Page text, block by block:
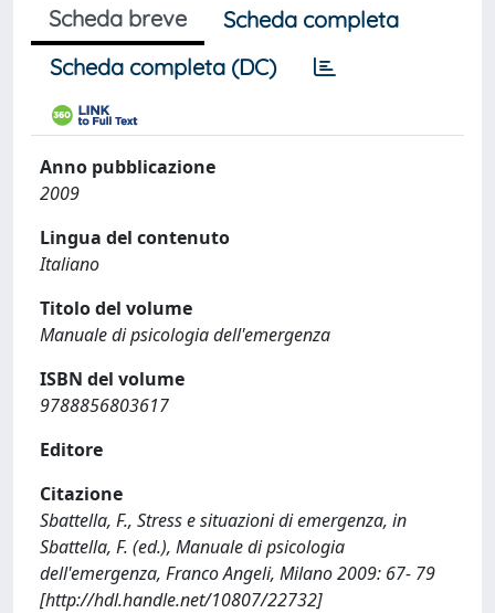
Scheda breve
Scheda completa
Scheda completa (DC)
Anno pubblicazione
2009
Lingua del contenuto
Italiano
Titolo del volume
Manuale di psicologia dell'emergenza
ISBN del volume
9788856803617
Editore
Citazione
Sbattella, F., Stress e situazioni di emergenza, in
Sbattella, F. (ed.), Manuale di psicologia
dell'emergenza, Franco Angeli, Milano 2009: 67- 79
[http://hdl.handle.net/10807/22732]